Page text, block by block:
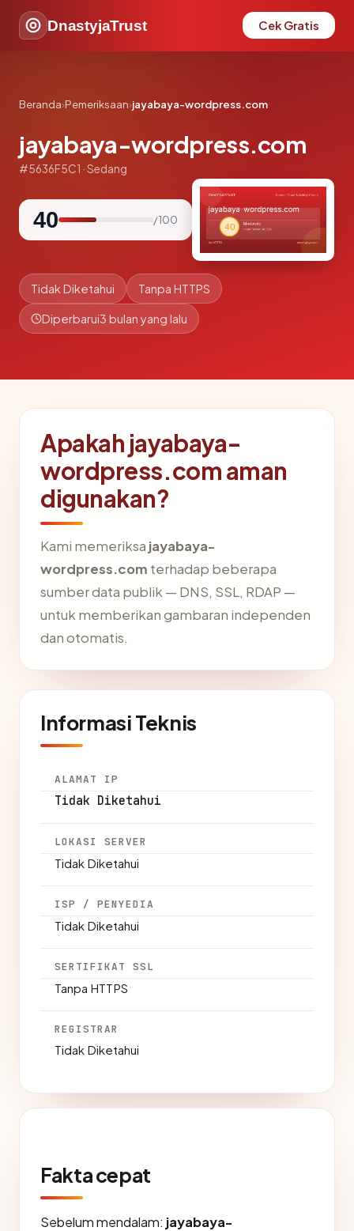
DnastyjaTrust Cek Gratis
Beranda›Pemeriksaan›jayabaya-wordpress.com
jayabaya-wordpress.com
#5636F5C1 · Sedang
40 / 100
Tidak Diketahui Tanpa HTTPS
Diperbarui3 bulan yang lalu
Apakah jayabaya-
wordpress.com aman
digunakan?
Kami memeriksa jayabaya-
wordpress.com terhadap beberapa
sumber data publik — DNS, SSL, RDAP —
untuk memberikan gambaran independen
dan otomatis.
Informasi Teknis
ALAMAT IP
Tidak Diketahui
LOKASI SERVER
Tidak Diketahui
ISP / PENYEDIA
Tidak Diketahui
SERTIFIKAT SSL
Tanpa HTTPS
REGISTRAR
Tidak Diketahui
Fakta cepat
Sebelum mendalam: jayabaya-